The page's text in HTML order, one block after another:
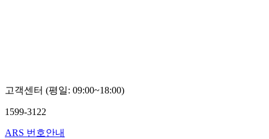
고객센터 (평일: 09:00~18:00)
1599-3122
ARS 번호안내